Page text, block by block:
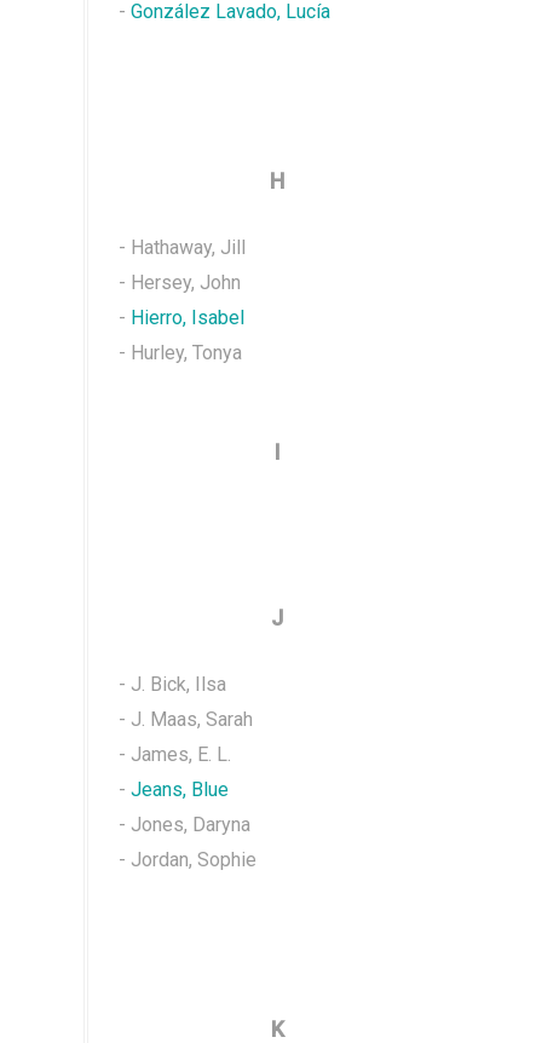
- González Lavado, Lucía
H
- Hathaway, Jill
- Hersey, John
- Hierro, Isabel
- Hurley, Tonya
I
J
- J. Bick, Ilsa
- J. Maas, Sarah
- James, E. L.
- Jeans, Blue
- Jones, Daryna
- Jordan, Sophie
K